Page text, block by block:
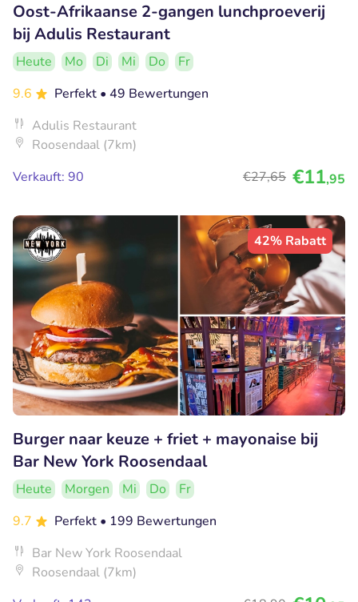
Oost-Afrikaanse 2-gangen lunchproeverij
bij Adulis Restaurant
Heute Mo Di Mi Do
Fr
9.6
Perfekt • 49 Bewertungen
Adulis Restaurant
Roosendaal (7km)
Verkauft: 90
€27,65 €11,95
42% Rabatt
Burger naar keuze + friet + mayonaise bij
Bar New York Roosendaal
Heute Morgen Mi Do
Fr
9.7
Perfekt • 199 Bewertungen
Bar New York Roosendaal
Roosendaal (7km)